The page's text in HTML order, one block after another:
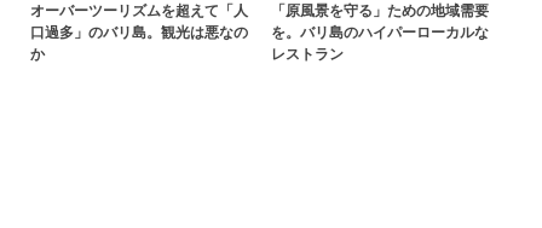
オーバーツーリズムを超えて「人
口過多」のバリ島。観光は悪なの
か
「原風景を守る」ための地域需要
を。バリ島のハイパーローカルな
レストラン